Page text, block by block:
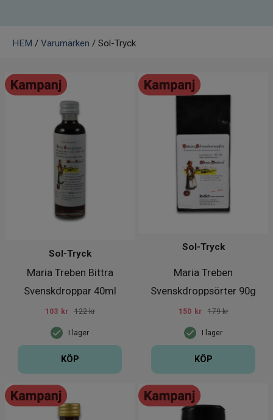
HEM / Varumärken / Sol-Tryck
Maria Treben Bittra
Svenskdroppar 40ml
Sol-Tryck
I lager
103 kr 122 kr
KÖP
Maria Treben
Svenskdroppsörter 90g
Sol-Tryck
I lager
150 kr 179 kr
KÖP